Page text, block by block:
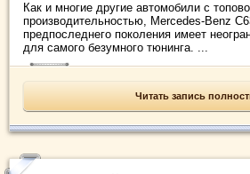
Как и многие другие автомобили с
производительностью, Mercedes-Benz
предпоследнего поколения имеет
для самого безумного тюнинга. ...
Читать запись